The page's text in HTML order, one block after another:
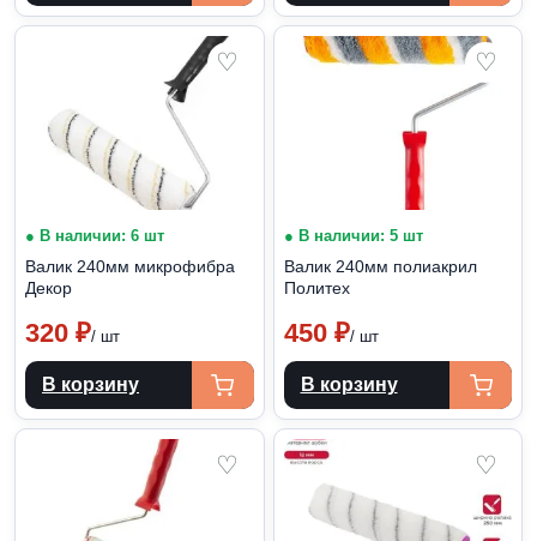
♡
● В наличии: 6 шт
Валик 240мм микрофибра
Декор
320 ₽/ шт
В корзину
♡
● В наличии: 5 шт
Валик 240мм полиакрил
Политех
450 ₽/ шт
В корзину
♡ ♡